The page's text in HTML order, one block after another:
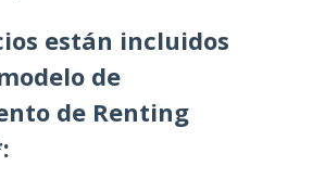
están incluidos
de
de Renting